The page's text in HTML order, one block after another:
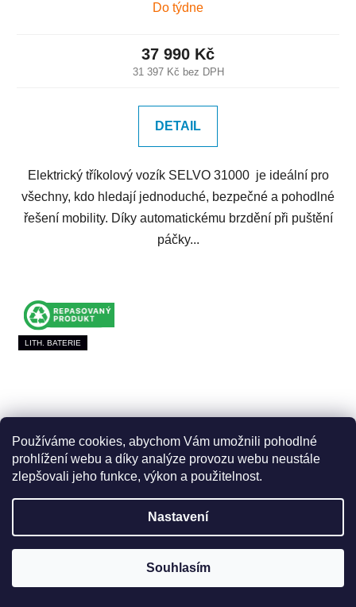
Používáme cookies, abychom Vám umožnili pohodlné
prohlížení webu a díky analýze provozu webu neustále
zlepšovali jeho funkce, výkon a použitelnost.
Nastavení
Souhlasím
Do týdne
31 397 Kč bez DPH
37 990 Kč
DETAIL
Elektrický tříkolový vozík SELVO 31000 je ideální pro
všechny, kdo hledají jednoduché, bezpečné a pohodlné
řešení mobility. Díky automatickému brzdění při puštění
páčky...
LITH. BATERIE
Elektrický skútr ROLEKTRO E-TRIKE 25, V3 lithiové